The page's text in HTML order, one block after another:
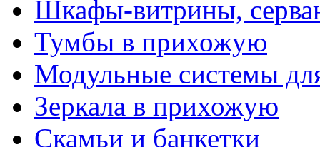
Шкафы-витрины,
Тумбы в прихожую
Модульные системы
Зеркала в прихожую
Скамьи и банкетки